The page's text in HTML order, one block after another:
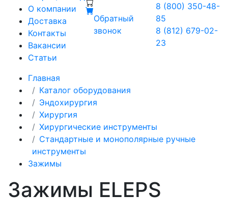
О компании
Доставка
Контакты
Вакансии
Статьи
Обратный
звонок
8 (800) 350-48-
85
8 (812) 679-02-
23
Главная
Каталог оборудования
Эндохирургия
Хирургия
Хирургические инструменты
Стандартные и монополярные ручные
инструменты
Зажимы
Зажимы ELEPS